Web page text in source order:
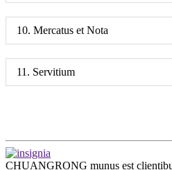
10. Mercatus et Nota
11. Servitium
CHUANGRONG munus est